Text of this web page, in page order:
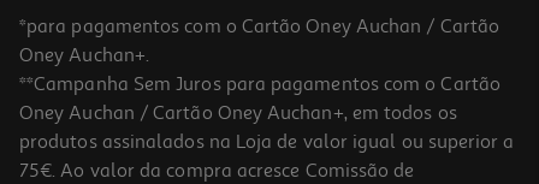
-60%
*para pagamentos com o Cartão Oney Auchan / Cartão
Oney Auchan+.
**Campanha Sem Juros para pagamentos com o Cartão
Oney Auchan / Cartão Oney Auchan+, em todos os
produtos assinalados na Loja de valor igual ou superior a
75€. Ao valor da compra acresce Comissão de